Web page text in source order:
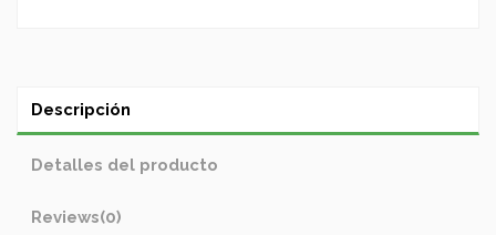
Descripción
Detalles del producto
Reviews(0)